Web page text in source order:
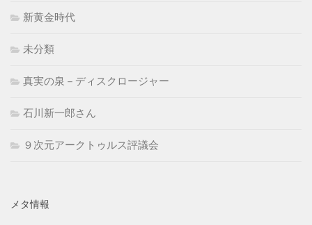
新黄金時代
未分類
真実の泉－ディスクロージャー
石川新一郎さん
９次元アークトゥルス評議会
メタ情報